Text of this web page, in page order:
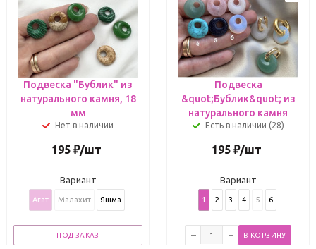
Подвеска "Бублик" из
натурального камня, 18
мм
Нет в наличии
195 ₽/шт
Вариант
Агат Малахит Яшма
ПОД ЗАКАЗ
Подвеска
&quot;Бублик&quot; из
натурального камня
Есть в наличии (28)
195 ₽/шт
Вариант
1 2 3 4 5 6
В КОРЗИНУ